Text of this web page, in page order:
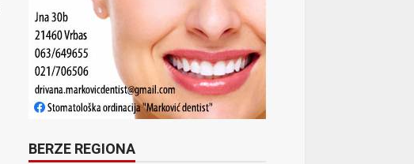
BERZE REGIONA